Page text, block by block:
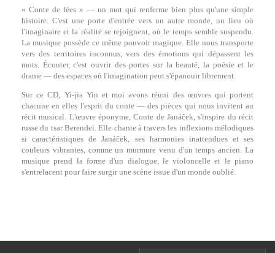
« Conte de fées » — un mot qui renferme bien plus qu'une simple
histoire. C'est une porte d'entrée vers un autre monde, un lieu où
l'imaginaire et la réalité se rejoignent, où le temps semble suspendu.
La musique possède ce même pouvoir magique. Elle nous transporte
vers des territoires inconnus, vers des émotions qui dépassent les
mots. Écouter, c'est ouvrir des portes sur la beauté, la poésie et le
drame — des espaces où l'imagination peut s'épanouir librement.
Sur ce CD, Yi-jia Yin et moi avons réuni des œuvres qui portent
chacune en elles l'esprit du conte — des pièces qui nous invitent au
récit musical. L'œuvre éponyme, Conte de Janáček, s'inspire du récit
russe du tsar Berendeï. Elle chante à travers les inflexions mélodiques
si caractéristiques de Janáček, ses harmonies inattendues et ses
couleurs vibrantes, comme un murmure venu d'un temps ancien. La
musique prend la forme d'un dialogue, le violoncelle et le piano
s'entrelacent pour faire surgir une scène issue d'un monde oublié.